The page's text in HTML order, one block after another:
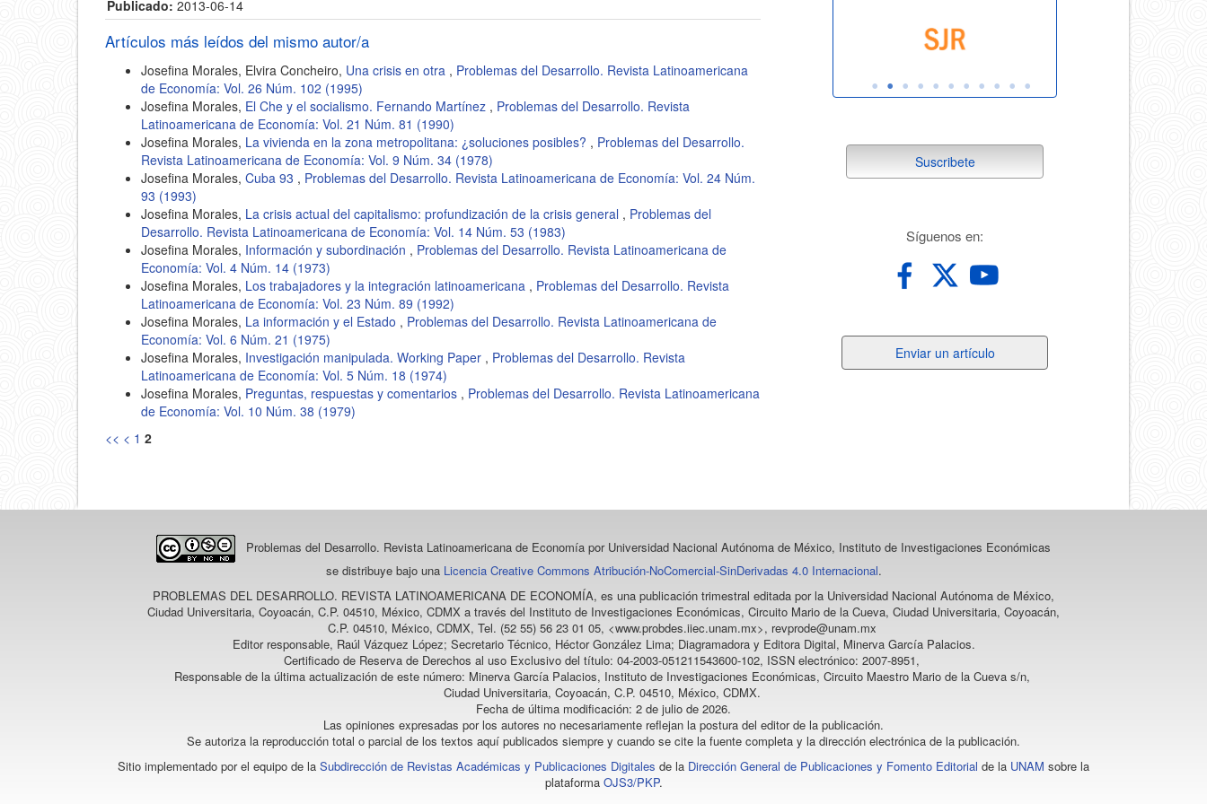
Publicado: 2013-06-14
Artículos más leídos del mismo autor/a
Josefina Morales, Elvira Concheiro, Una crisis en otra , Problemas del Desarrollo. Revista Latinoamericana
de Economía: Vol. 26 Núm. 102 (1995)
Josefina Morales, El Che y el socialismo. Fernando Martínez , Problemas del Desarrollo. Revista
Latinoamericana de Economía: Vol. 21 Núm. 81 (1990)
Josefina Morales, La vivienda en la zona metropolitana: ¿soluciones posibles? , Problemas del Desarrollo.
Revista Latinoamericana de Economía: Vol. 9 Núm. 34 (1978)
Josefina Morales, Cuba 93 , Problemas del Desarrollo. Revista Latinoamericana de Economía: Vol. 24 Núm.
93 (1993)
Josefina Morales, La crisis actual del capitalismo: profundización de la crisis general , Problemas del
Desarrollo. Revista Latinoamericana de Economía: Vol. 14 Núm. 53 (1983)
Josefina Morales, Información y subordinación , Problemas del Desarrollo. Revista Latinoamericana de
Economía: Vol. 4 Núm. 14 (1973)
Josefina Morales, Los trabajadores y la integración latinoamericana , Problemas del Desarrollo. Revista
Latinoamericana de Economía: Vol. 23 Núm. 89 (1992)
Josefina Morales, La información y el Estado , Problemas del Desarrollo. Revista Latinoamericana de
Economía: Vol. 6 Núm. 21 (1975)
Josefina Morales, Investigación manipulada. Working Paper , Problemas del Desarrollo. Revista
Latinoamericana de Economía: Vol. 5 Núm. 18 (1974)
Josefina Morales, Preguntas, respuestas y comentarios , Problemas del Desarrollo. Revista Latinoamericana
de Economía: Vol. 10 Núm. 38 (1979)
<< < 1 2
suscribete
Suscribete
Síguenos en:
un
Enviar un artículo
Problemas del Desarrollo. Revista Latinoamericana de Economía por Universidad Nacional Autónoma de México, Instituto de Investigaciones Económicas
se distribuye bajo una Licencia Creative Commons Atribución-NoComercial-SinDerivadas 4.0 Internacional.
PROBLEMAS DEL DESARROLLO. REVISTA LATINOAMERICANA DE ECONOMÍA, es una publicación trimestral editada por la Universidad Nacional Autónoma de México,
Ciudad Universitaria, Coyoacán, C.P. 04510, México, CDMX a través del Instituto de Investigaciones Económicas, Circuito Mario de la Cueva, Ciudad Universitaria, Coyoacán,
C.P. 04510, México, CDMX, Tel. (52 55) 56 23 01 05, <www.probdes.iiec.unam.mx>, revprode@unam.mx
Editor responsable, Raúl Vázquez López; Secretario Técnico, Héctor González Lima; Diagramadora y Editora Digital, Minerva García Palacios.
Certificado de Reserva de Derechos al uso Exclusivo del título: 04-2003-051211543600-102, ISSN electrónico: 2007-8951,
Responsable de la última actualización de este número: Minerva García Palacios, Instituto de Investigaciones Económicas, Circuito Maestro Mario de la Cueva s/n,
Ciudad Universitaria, Coyoacán, C.P. 04510, México, CDMX.
Fecha de última modificación: 2 de julio de 2026.
Las opiniones expresadas por los autores no necesariamente reflejan la postura del editor de la publicación.
Se autoriza la reproducción total o parcial de los textos aquí publicados siempre y cuando se cite la fuente completa y la dirección electrónica de la publicación.
Sitio implementado por el equipo de la Subdirección de Revistas Académicas y Publicaciones Digitales de la Dirección General de Publicaciones y Fomento Editorial de la UNAM sobre la
plataforma OJS3/PKP.